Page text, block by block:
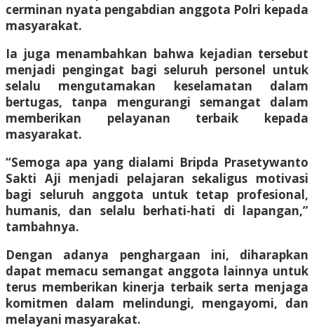
cerminan nyata pengabdian anggota Polri kepada
masyarakat.
Ia juga menambahkan bahwa kejadian tersebut
menjadi pengingat bagi seluruh personel untuk
selalu mengutamakan keselamatan dalam
bertugas, tanpa mengurangi semangat dalam
memberikan pelayanan terbaik kepada
masyarakat.
“Semoga apa yang dialami Bripda Prasetywanto
Sakti Aji menjadi pelajaran sekaligus motivasi
bagi seluruh anggota untuk tetap profesional,
humanis, dan selalu berhati-hati di lapangan,”
tambahnya.
Dengan adanya penghargaan ini, diharapkan
dapat memacu semangat anggota lainnya untuk
terus memberikan kinerja terbaik serta menjaga
komitmen dalam melindungi, mengayomi, dan
melayani masyarakat.